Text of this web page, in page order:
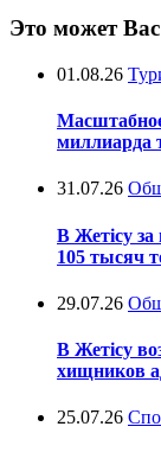
Это может Вас
01.08.26
миллиарда
31.07.26
В Жетісу
105 тысяч
29.07.26
В Жетісу
хищников
25.07.26